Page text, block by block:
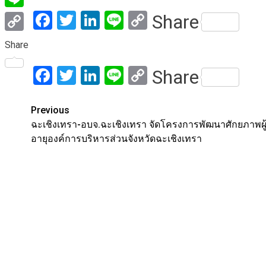
Facebook
Twitter
LinkedIn
LineCopy
Share
Facebook
Twitter
LinkedIn
LineCopy
Share
Post
navigation
Previous
ฉะเชิงเทรา-อบจ.ฉะเชิงเทรา จัดโครงการพัฒนาศักยภาพ
อายุองค์การบริหารส่วนจังหวัดฉะเชิงเทรา
Line
Copy
Link
Share